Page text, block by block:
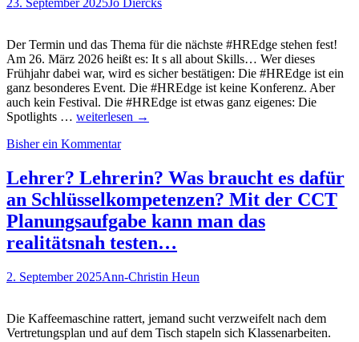
den
Der Termin und das Thema für die nächste #HREdge stehen fest!
Am 26. März 2026 heißt es: It s all about Skills… Wer dieses
Frühjahr dabei war, wird es sicher bestätigen: Die #HREdge ist ein
ganz besonderes Event. Die #HREdge ist keine Konferenz. Aber
auch kein Festival. Die #HREdge ist etwas ganz eigenes: Die
Spotlights … SAVE.
DATE!
26.03.26
steigt
die
#HREdge26.
Thema:
It
all
Jetzt
Early-
weiterlesen →
Bisher ein Kommentar
Lehrer? Lehrerin? Was braucht es dafür
an Schlüsselkompetenzen? Mit der CCT
Planungsaufgabe kann man das
realitätsnah testen…
2. September 2025Ann-Christin Heun
Die Kaffeemaschine rattert, jemand sucht verzweifelt nach dem
Vertretungsplan und auf dem Tisch stapeln sich Klassenarbeiten.